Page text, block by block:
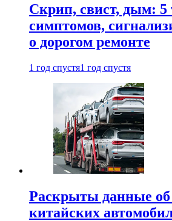
Скрип, свист, дым:
симптомов,
о дорогом ремонте
1 год спустя1 год спустя
Раскрыты данные об
китайских